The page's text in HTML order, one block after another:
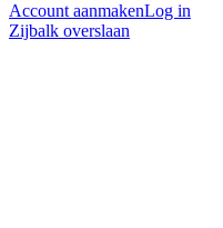
Account aanmakenLog in
Zijbalk overslaan